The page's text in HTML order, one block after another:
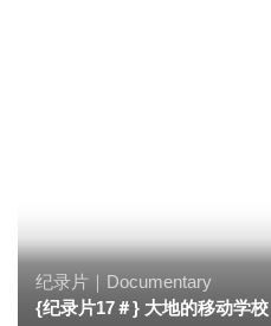
纪录片｜Documentary
{纪录片17＃} 大地的移动学校